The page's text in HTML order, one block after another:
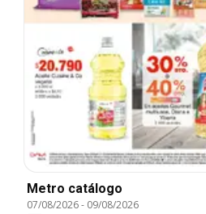
Metro catálogo
07/08/2026- 09/08/2026